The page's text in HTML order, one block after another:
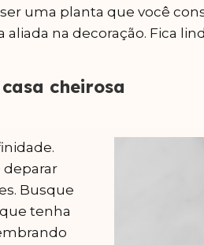
uma planta que você
na decoração. Fica
cheirosa
deparar
Busque
tenha